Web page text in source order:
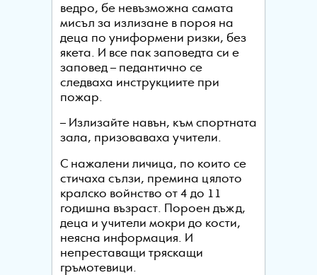
ведро, бе невъзможна самата
мисъл за излизане в пороя на
деца по униформени ризки, без
якета. И все пак заповедта си е
заповед – педантично се
следваха инструкциите при
пожар.
– Излизайте навън, към спортната
зала, призоваваха учители.
С нажалени личица, по които се
стичаха сълзи, премина цялото
кралско войнство от 4 до 11
годишна възраст. Пороен дъжд,
деца и учители мокри до кости,
неясна информация. И
непреставащи тряскащи
гръмотевици.